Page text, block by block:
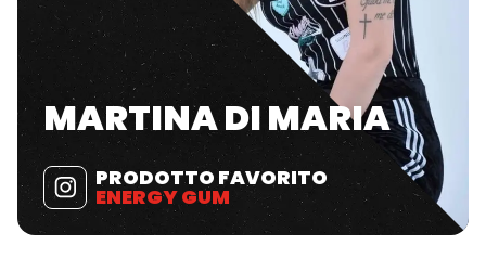
MARTINA DI MARIA
PRODOTTO FAVORITO
ENERGY GUM